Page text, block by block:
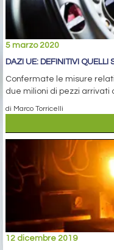
5 marzo 2020
DAZI UE: DEFINITIVI QUELLI
Confermate le misure
due milioni di pezzi arrivati
di Marco Torricelli
12 dicembre 2019